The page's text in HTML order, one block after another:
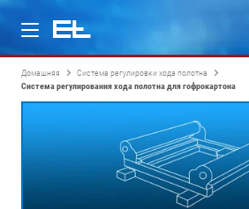
Изделия
Домашняя
Система регулировки хода полотна
Система регулирования хода полотна для гофрокартона